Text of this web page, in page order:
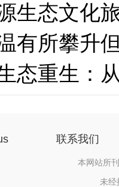
生态文化
有所攀升
态重生：
联系我们
本网站所
未经